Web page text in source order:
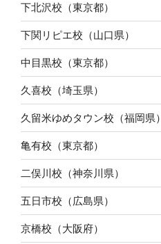
下北沢校（東京都）
下関リピエ校（山口県）
中目黒校（東京都）
久喜校（埼玉県）
久留米ゆめタウン校（福岡県）
亀有校（東京都）
二俣川校（神奈川県）
五日市校（広島県）
京橋校（大阪府）